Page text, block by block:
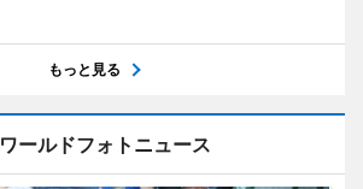
もっと見る
ワールドフォトニュース